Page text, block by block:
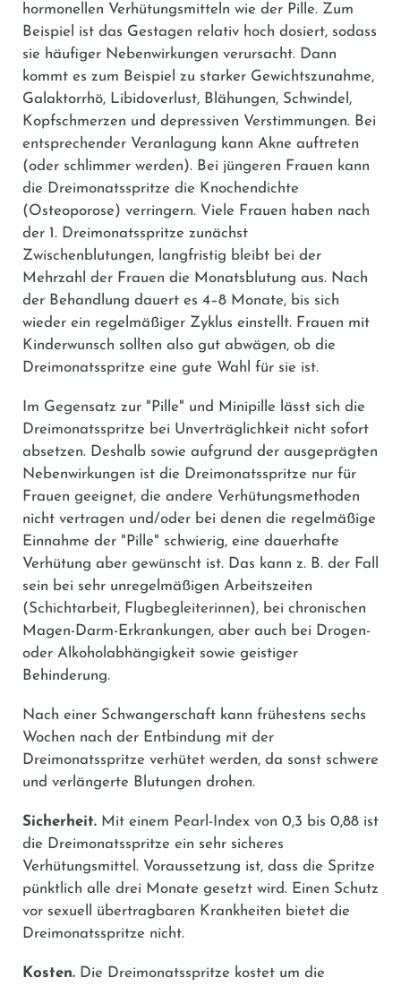
hormonellen Verhütungsmitteln wie der Pille. Zum
Beispiel ist das Gestagen relativ hoch dosiert, sodass
sie häufiger Nebenwirkungen verursacht. Dann
kommt es zum Beispiel zu starker Gewichtszunahme,
Galaktorrhö, Libidoverlust, Blähungen, Schwindel,
Kopfschmerzen und depressiven Verstimmungen. Bei
entsprechender Veranlagung kann Akne auftreten
(oder schlimmer werden). Bei jüngeren Frauen kann
die Dreimonatsspritze die Knochendichte
(Osteoporose) verringern. Viele Frauen haben nach
der 1. Dreimonatsspritze zunächst
Zwischenblutungen, langfristig bleibt bei der
Mehrzahl der Frauen die Monatsblutung aus. Nach
der Behandlung dauert es 4–8 Monate, bis sich
wieder ein regelmäßiger Zyklus einstellt. Frauen mit
Kinderwunsch sollten also gut abwägen, ob die
Dreimonatsspritze eine gute Wahl für sie ist.
Im Gegensatz zur "Pille" und Minipille lässt sich die
Dreimonatsspritze bei Unverträglichkeit nicht sofort
absetzen. Deshalb sowie aufgrund der ausgeprägten
Nebenwirkungen ist die Dreimonatsspritze nur für
Frauen geeignet, die andere Verhütungsmethoden
nicht vertragen und/oder bei denen die regelmäßige
Einnahme der "Pille" schwierig, eine dauerhafte
Verhütung aber gewünscht ist. Das kann z. B. der Fall
sein bei sehr unregelmäßigen Arbeitszeiten
(Schichtarbeit, Flugbegleiterinnen), bei chronischen
Magen-Darm-Erkrankungen, aber auch bei Drogen-
oder Alkoholabhängigkeit sowie geistiger
Behinderung.
Nach einer Schwangerschaft kann frühestens sechs
Wochen nach der Entbindung mit der
Dreimonatsspritze verhütet werden, da sonst schwere
und verlängerte Blutungen drohen.
Sicherheit. Mit einem Pearl-Index von 0,3 bis 0,88 ist
die Dreimonatsspritze ein sehr sicheres
Verhütungsmittel. Voraussetzung ist, dass die Spritze
pünktlich alle drei Monate gesetzt wird. Einen Schutz
vor sexuell übertragbaren Krankheiten bietet die
Dreimonatsspritze nicht.
Kosten. Die Dreimonatsspritze kostet um die